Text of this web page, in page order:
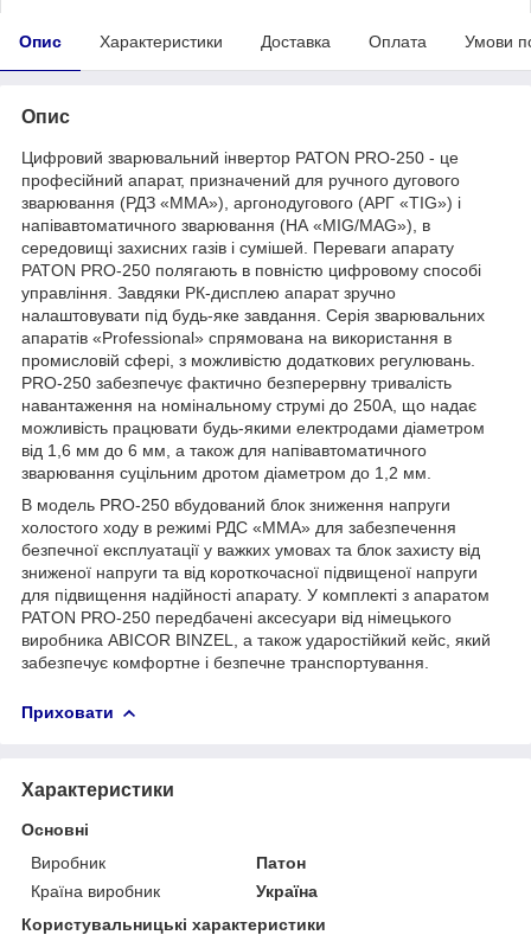
Опис Характеристики Доставка Оплата Умови
Опис
Цифровий зварювальний інвертор PATON PRO-250 - це
професійний апарат, призначений для ручного дугового
зварювання (РДЗ «MMA»), аргонодугового (АРГ «TIG») і
напівавтоматичного зварювання (НА «MIG/MAG»), в
середовищі захисних газів і сумішей. Переваги апарату
PATON PRO-250 полягають в повністю цифровому способі
управління. Завдяки РК-дисплею апарат зручно
налаштовувати під будь-яке завдання. Серія зварювальних
апаратів «Professional» спрямована на використання в
промисловій сфері, з можливістю додаткових регулювань.
PRO-250 забезпечує фактично безперервну тривалість
навантаження на номінальному струмі до 250А, що надає
можливість працювати будь-якими електродами діаметром
від 1,6 мм до 6 мм, а також для напівавтоматичного
зварювання суцільним дротом діаметром до 1,2 мм.
В модель PRO-250 вбудований блок зниження напруги
холостого ходу в режимі РДС «MMA» для забезпечення
безпечної експлуатації у важких умовах та блок захисту від
зниженої напруги та від короткочасної підвищеної напруги
для підвищення надійності апарату. У комплекті з апаратом
PATON PRO-250 передбачені аксесуари від німецького
виробника ABICOR BINZEL, а також ударостійкий кейс, який
забезпечує комфортне і безпечне транспортування.
Приховати
Характеристики
Основні
Виробник
Патон
Країна виробник
Україна
Користувальницькі характеристики